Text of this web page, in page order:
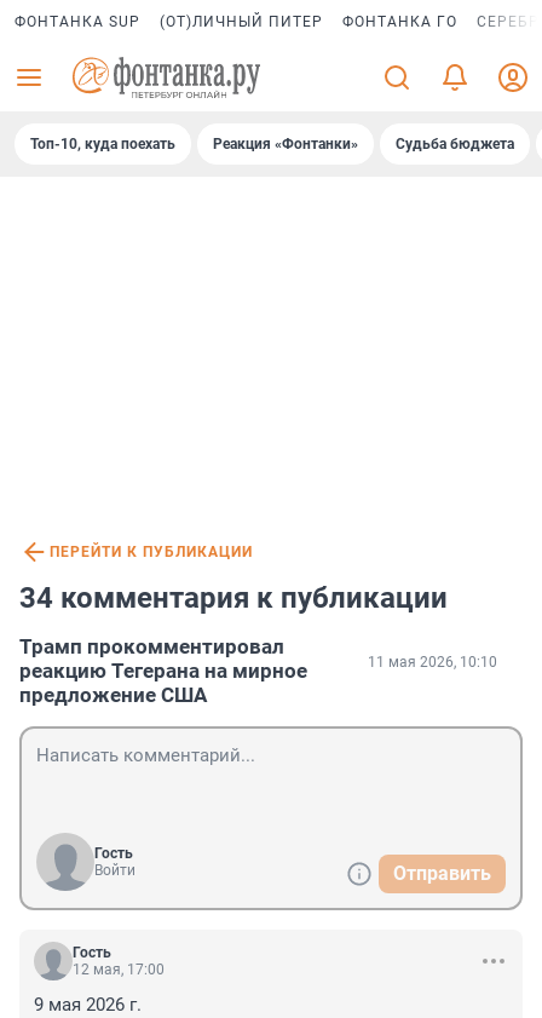
ФОНТАНКА SUP (ОТ)ЛИЧНЫЙ ПИТЕР ФОНТАНКА ГО
Топ-10, куда поехать Реакция «Фонтанки» Судьба бюджета
ПЕРЕЙТИ К ПУБЛИКАЦИИ
34 комментария к публикации
Трамп прокомментировал
реакцию Тегерана на мирное
предложение США
11 мая 2026, 10:10
Гость
Войти
Отправить
Гость
12 мая, 17:00
9 мая 2026 г.